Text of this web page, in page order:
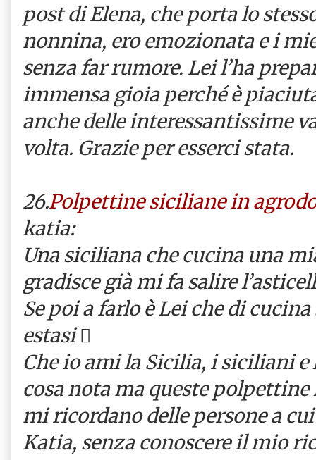
post di Elena, che porta lo
nonnina, ero emozionata e i
senza far rumore. Lei l’ha
immensa gioia perché è
anche delle interessantissime
volta. Grazie per esserci stata.
26.Polpettine siciliane in
katia:
Una siciliana che cucina una
gradisce già mi fa salire
Se poi a farlo è Lei che di
estasi 
Che io ami la Sicilia, i siciliani
cosa nota ma queste polpettine
mi ricordano delle persone a
Katia, senza conoscere il mio